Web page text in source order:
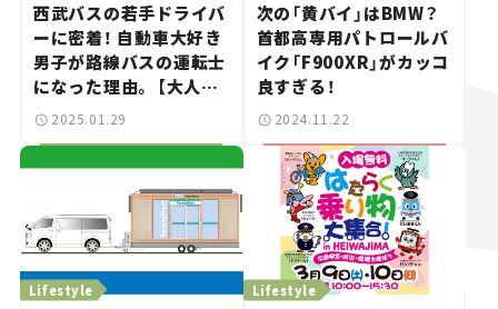
西武バスの若手ドライバ
ーに密着！ 自動車大好き
男子が路線バスの運転士
になった理由。 【大人に
なっても憧れのはたらく
2025.01.29
次の「黄バイ」はBMW？
首都高専用パトロールバ
イク「F900XR」がカッコ
良すぎる！
2024.11.22
Lifestyle Lifestyle